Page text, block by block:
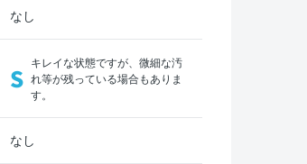
なし
S
キレイな状態ですが、微細な汚
れ等が残っている場合もありま
す。
なし